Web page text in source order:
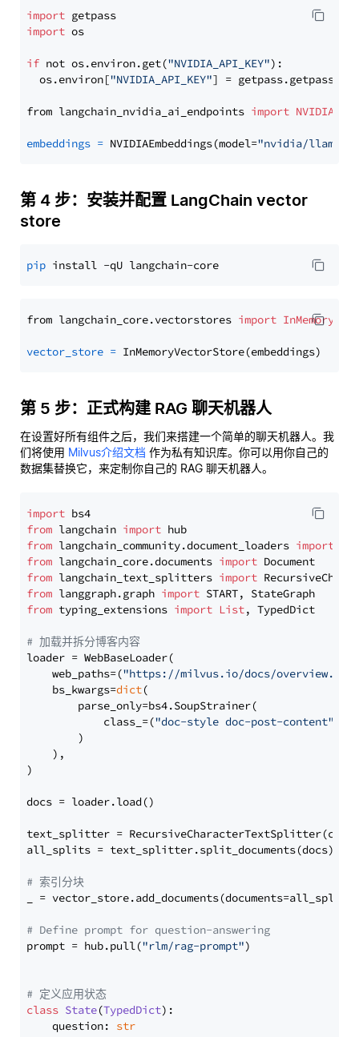
import
import os
if not os.environ.get("NVIDIA_API_KEY"):
  os.environ[
"NVIDIA_API_KEY"] = getpass.getpass(
from langchain_nvidia_ai_endpoints import
embeddings = NVIDIAEmbeddings(model="nvidia/llama-
第 4 步：安装并配置 LangChain vector
store
pip
from langchain_core.vectorstores import
vector_store =
第 5 步：正式构建 RAG 聊天机器人
在设置好所有组件之后，我们来搭建一个简单的聊天机器人。我
们将使用 Milvus介绍文档 作为私有知识库。你可以用你自己的
数据集替换它，来定制你自己的 RAG 聊天机器人。
import
from langchain import
from langchain_community.document_loaders import
from langchain_core.documents import
from langchain_text_splitters import
from langgraph.graph import
from typing_extensions import List, TypedDict
# 加载并拆分博客内容
loader = WebBaseLoader(
    web_paths=(
"https://milvus.io/docs/overview.md"
    bs_kwargs=
dict(
        parse_only=bs4.SoupStrainer(
            class_=(
"doc-style doc-post-content"
        )
    ),
)
docs = loader.load()
text_splitter =
all_splits = text_splitter.split_documents(docs)
# 索引分块
_ = vector_store.add_documents(documents=all_splits)
# Define prompt for question-answering
prompt = hub.pull("rlm/rag-prompt")
# 定义应用状态
class State(TypedDict):
    question:
str